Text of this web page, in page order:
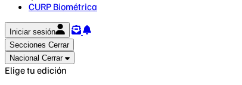
CURP Biométrica
Iniciar sesión
Secciones Cerrar
Nacional Cerrar
Elige tu edición